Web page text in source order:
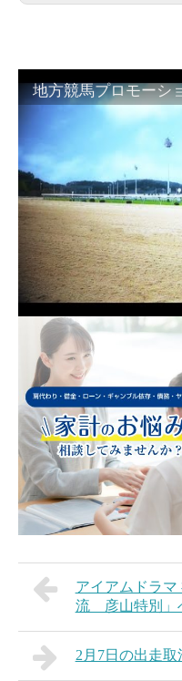
アイアムドラマ
流 彦山特別」
2月7日の出走取